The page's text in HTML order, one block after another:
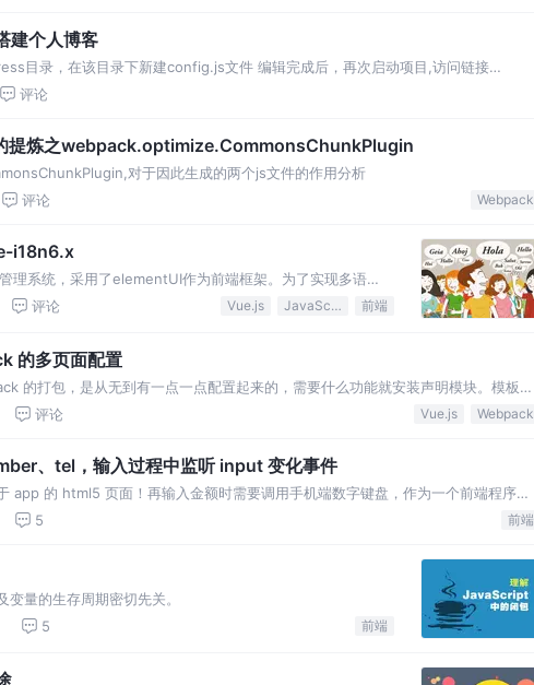
建个人博客
目录，在该目录下新建config.js文件 编辑完成后，再次启动项目,访问链接
置 添加文件，目录如下 在config.js里面增加 4、多语言设置，增加英…
评论
提炼之webpack.optimize.CommonsChunkPlugin
对于因此生成的两个js文件的作用分析
评论 Webpack
i18n6.x
理系统，采用了elementUI作为前端框架。为了实现多语
现过程。http://kazupon.github.io/vue-
评论 Vue.js JavaScript 前端
的多页面配置
的打包，是从无到有一点一点配置起来的，需要什么功能就安装声明模块。模板包
vue 的压缩合并处理 ，版本控制，代码检测，自动更新（修改 less 暂时不能自动
评论 Vue.js Webpack
、tel，输入过程中监听 input 变化事件
app 的 html5 页面！再输入金额时需要调用手机端数字键盘，作为一个前端程序媛
入框只能输入数字和小数点，并且最多只能输入 1 个小数点，整数部分最多 12 位，
5 前端
量的生存周期密切先关。
5 前端